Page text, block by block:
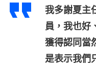
我多謝夏主
員，我也好
獲得認同當
是表示我們